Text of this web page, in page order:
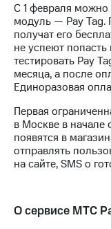
ПАО
"МТС"
Собрания
Личный
кабинет
акционера
капитал
Контроль
и
аудит
С 1 февраля можно
модуль — Pay Tag.
получат его
не успеют
тестировать Pay
месяца, а после
Единоразовая
Первая
в Москве в начале
появятся в
отправлять
на сайте, SMS о
О сервисе МТС